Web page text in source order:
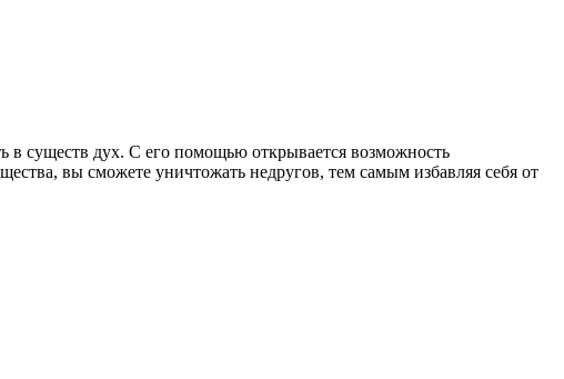
в существ дух. С его помощью открывается возможность
вы сможете уничтожать недругов, тем самым избавляя себя от